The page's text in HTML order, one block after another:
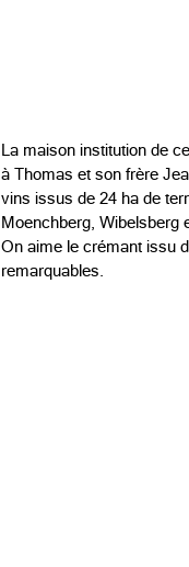
La maison institution de
à Thomas et son frère
vins issus de 24 ha de
Moenchberg, Wibelsberg
On aime le crémant issu
remarquables.